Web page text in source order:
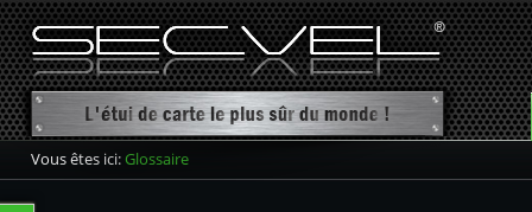
Vous êtes ici:Glossaire